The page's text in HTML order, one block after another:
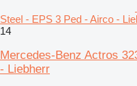
Steel - EPS 3 Ped - Airco -
14
Mercedes-Benz Actros
- Liebherr